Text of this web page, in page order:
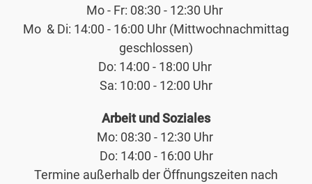
Mo - Fr: 08:30 - 12:30 Uhr
Mo & Di: 14:00 - 16:00 Uhr (Mittwochnachmittag
geschlossen)
Do: 14:00 - 18:00 Uhr
Sa: 10:00 - 12:00 Uhr
Arbeit und Soziales
Mo: 08:30 - 12:30 Uhr
Do: 14:00 - 16:00 Uhr
Termine außerhalb der Öffnungszeiten nach